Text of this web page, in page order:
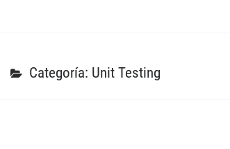
Categoría: Unit Testing